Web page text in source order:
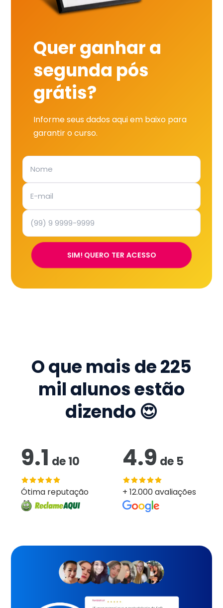
Quer ganhar a
segunda pós
grátis?
Informe seus dados aqui em baixo para
garantir o curso.
SIM! QUERO TER ACESSO
O que mais de225
mil alunos estão
dizendo 😍
9.1 de10
Ótima reputação
4.9 de 5
+ 12.000 avaliações